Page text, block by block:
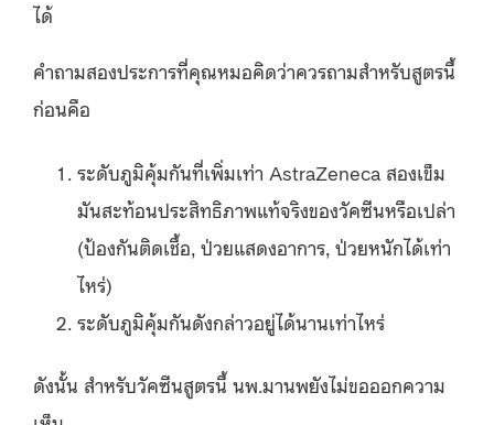
ได้
คำถามสองประการที่คุณหมอคิดว่าควรถามสำหรับสูตรนี้
ก่อนคือ
ระดับภูมิคุ้มกันที่เพิ่มเท่า AstraZeneca สองเข็ม
มันสะท้อนประสิทธิภาพแท้จริงของวัคซีนหรือเปล่า
(ป้องกันติดเชื้อ, ป่วยแสดงอาการ, ป่วยหนักได้เท่า
ไหร่)
ระดับภูมิคุ้มกันดังกล่าวอยู่ได้นานเท่าไหร่
ดังนั้น สำหรับวัคซีนสูตรนี้ นพ.มานพยังไม่ขอออกความ